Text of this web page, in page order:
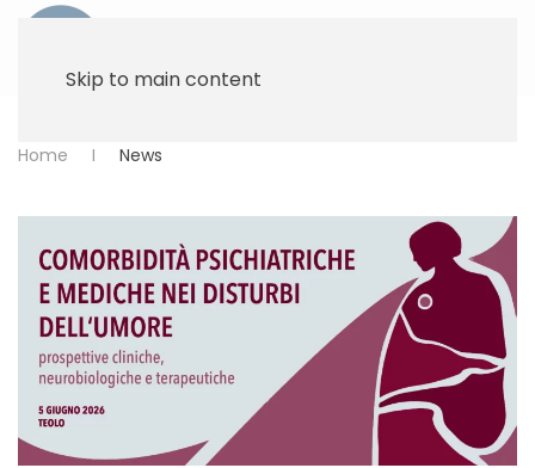
Skip to main content
Home News